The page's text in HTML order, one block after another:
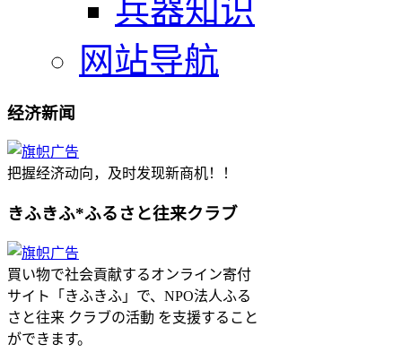
兵器知识
网站导航
经济新闻
把握经济动向，及时发现新商机！！
きふきふ*ふるさと往来クラブ
買い物で社会貢献するオンライン寄付
サイト「きふきふ」で、NPO法人ふる
さと往来 クラブの活動 を支援すること
ができます。